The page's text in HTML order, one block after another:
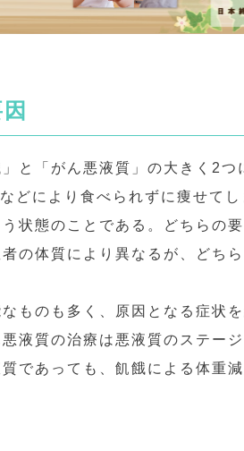
と「がん悪液質」の大きく2つ
どにより食べられずに痩せて
状態のことである。どちらの
の体質により異なるが、どち
ものも多く、原因となる症状
液質の治療は悪液質のステー
であっても、飢餓による体重